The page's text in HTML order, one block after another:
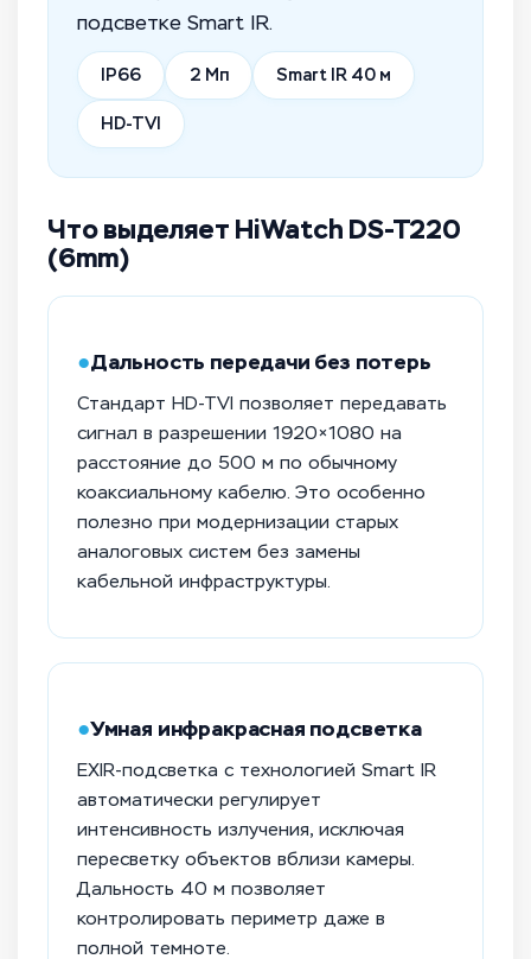
подсветке Smart IR.
IP66 2 Мп Smart IR 40 м
HD-TVI
Что выделяет HiWatch DS-T220
(6mm)
●Дальность передачи без потерь
Стандарт HD-TVI позволяет передавать
сигнал в разрешении 1920×1080 на
расстояние до 500 м по обычному
коаксиальному кабелю. Это особенно
полезно при модернизации старых
аналоговых систем без замены
кабельной инфраструктуры.
●Умная инфракрасная подсветка
EXIR-подсветка с технологией Smart IR
автоматически регулирует
интенсивность излучения, исключая
пересветку объектов вблизи камеры.
Дальность 40 м позволяет
контролировать периметр даже в
полной темноте.